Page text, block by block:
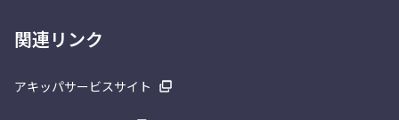
関連リンク
アキッパサービスサイト